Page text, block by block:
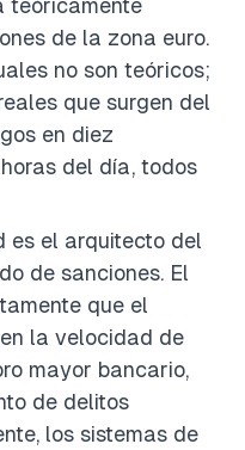
teóricamente
de la zona euro.
no son teóricos;
que surgen del
en diez
del día, todos
es el arquitecto del
de sanciones. El
que el
la velocidad de
mayor bancario,
de delitos
los sistemas de